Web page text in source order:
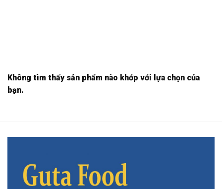
Không tìm thấy sản phẩm nào khớp với lựa chọn của
bạn.